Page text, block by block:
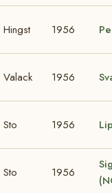
Hingst 1956
Valack 1956
Sto 1956
Sto 1956